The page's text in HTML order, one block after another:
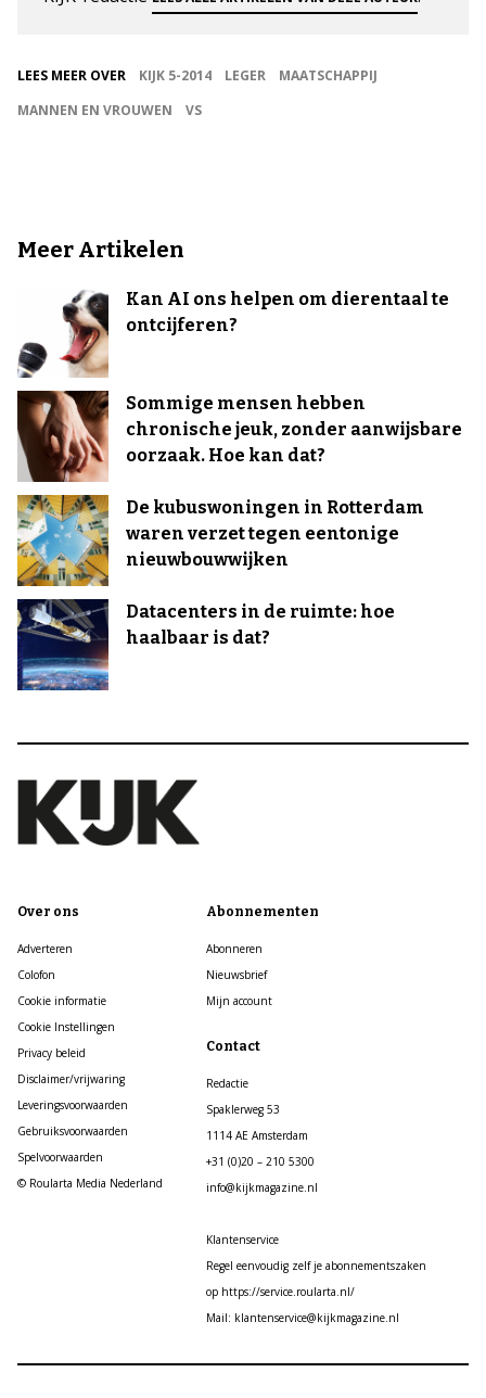
LEES MEER OVER KIJK 5-2014 LEGER
MAATSCHAPPIJ
MANNEN EN VROUWEN
VS
Meer Artikelen
Kan AI ons helpen om dierentaal te
ontcijferen?
Sommige mensen hebben
chronische jeuk, zonder aanwijsbare
oorzaak. Hoe kan dat?
De kubuswoningen in Rotterdam
waren verzet tegen eentonige
nieuwbouwwijken
Datacenters in de ruimte: hoe
haalbaar is dat?
Over ons
Adverteren
Colofon
Cookie informatie
Cookie Instellingen
Privacy beleid
Disclaimer/vrijwaring
Leveringsvoorwaarden
Gebruiksvoorwaarden
Spelvoorwaarden
© Roularta Media Nederland
Abonnementen
Abonneren
Nieuwsbrief
Mijn account
Contact
Redactie
Spaklerweg 53
1114 AE Amsterdam
+31 (0)20 – 210 5300
info@kijkmagazine.nl
Klantenservice
Regel eenvoudig zelf je abonnementszaken
op https://service.roularta.nl/
Mail: klantenservice@kijkmagazine.nl